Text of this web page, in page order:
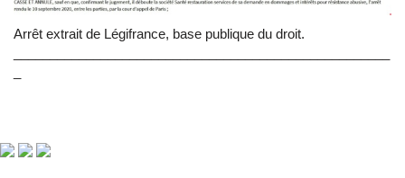
Arrêt extrait de Légifrance, base publique du droit.